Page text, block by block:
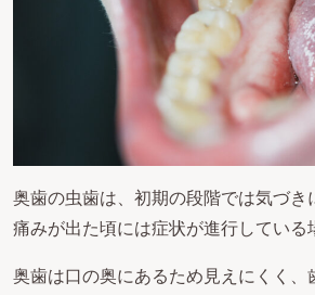
奥歯の虫歯は、初期の段階では気づき
痛みが出た頃には症状が進行している
奥歯は口の奥にあるため見えにくく、